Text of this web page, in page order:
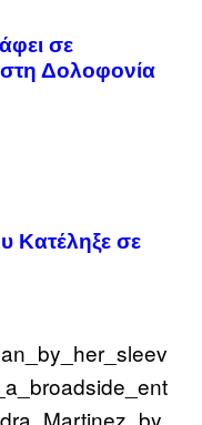
σε
Δολοφονία
Κατέληξε σε